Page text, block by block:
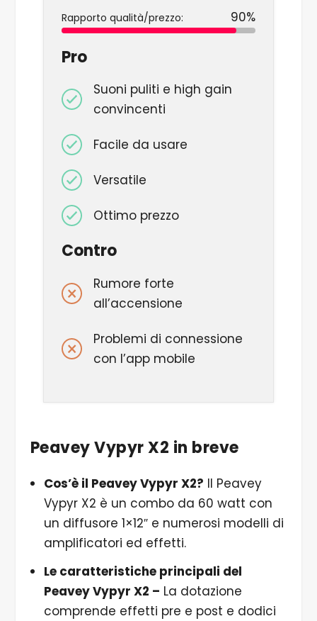
Rapporto qualità/prezzo: 90%
Pro
Suoni puliti e high gain
convincenti
Facile da usare
Versatile
Ottimo prezzo
Contro
Rumore forte
all’accensione
Problemi di connessione
con l’app mobile
Peavey Vypyr X2 in breve
Cos’è il Peavey Vypyr X2? Il Peavey
Vypyr X2 è un combo da 60 watt con
un diffusore 1×12″ e numerosi modelli di
amplificatori ed effetti.
Le caratteristiche principali del
Peavey Vypyr X2 – La dotazione
comprende effetti pre e post e dodici